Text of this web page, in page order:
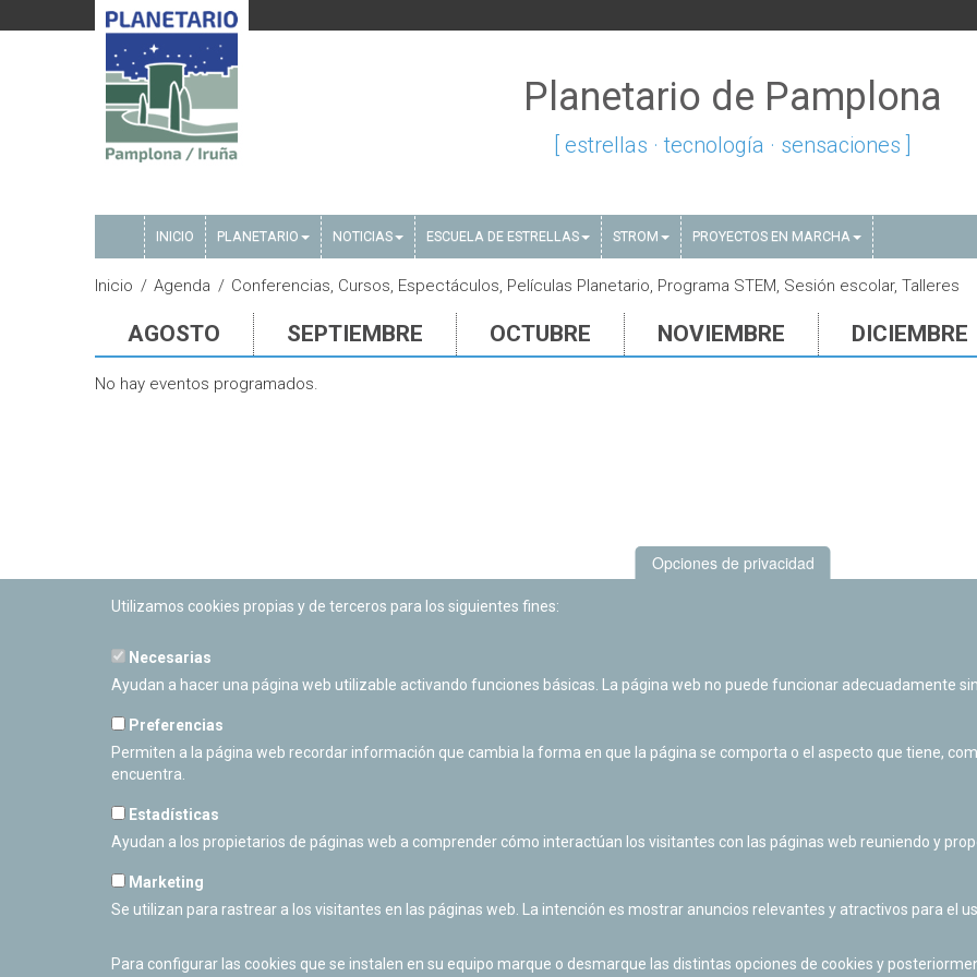
Planetario de Pamplona
[ estrellas · tecnología · sensaciones ]
INICIO PLANETARIO NOTICIAS ESCUELA DE ESTRELLAS STROM PROYECTOS EN MARCHA
Inicio Agenda Conferencias, Cursos, Espectáculos, Películas Planetario, Programa STEM, Sesión escolar, Talleres
AGOSTO SEPTIEMBRE OCTUBRE NOVIEMBRE DICIEMBRE
No hay eventos programados.
PLANETARIO DE PAMPLONA
Calle Sancho RamÃ­rez, s/n
Cerrado Temporalmente
Opciones de privacidad
Utilizamos cookies propias y de terceros para los siguientes fines:
Necesarias
Ayudan a hacer una página web utilizable activando funciones básicas. La página web no puede funcionar adecuadamente
Preferencias
Permiten a la página web recordar información que cambia la forma en que la página se comporta o el aspecto que tiene,
encuentra.
Estadísticas
Ayudan a los propietarios de páginas web a comprender cómo interactúan los visitantes con las páginas web reuniendo y
Marketing
Se utilizan para rastrear a los visitantes en las páginas web. La intención es mostrar anuncios relevantes y atractivos para el
Para configurar las cookies que se instalen en su equipo marque o desmarque las distintas opciones de cookies y